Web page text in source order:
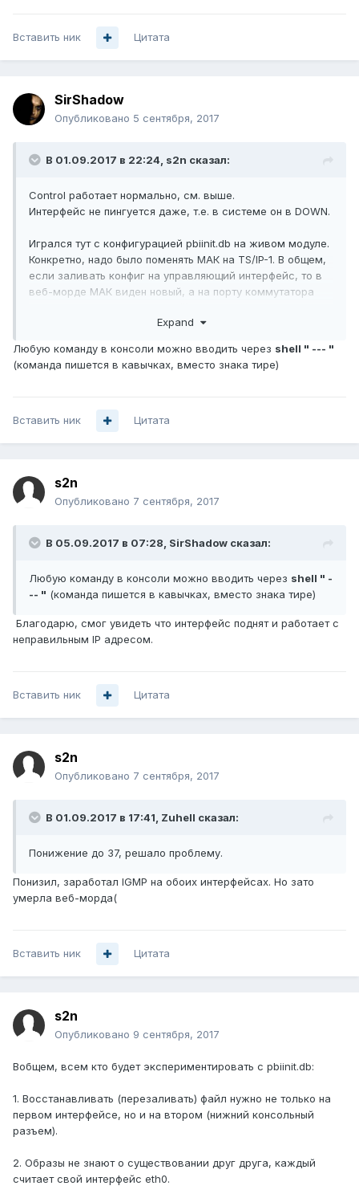
Вставить ник Цитата
SirShadow
Опубликовано 5 сентября, 2017
В 01.09.2017 в 22:24, s2n сказал:
Control работает нормально, см. выше.
Интерфейс не пингуется даже, т.е. в системе он в DOWN.
Игрался тут с конфигурацией pbiinit.db на живом модуле.
Конкретно, надо было поменять МАК на TS/IP-1. В общем,
если заливать конфиг на управляющий интерфейс, то в
веб-морде МАК виден новый, а на порту коммутатора
в обе системы, факт. Подозреваю, что и образ 1701PM.bin
Кто знает, как в консоли попасть в шелл после
Expand
Любую команду в консоли можно вводить через shell " --- "
(команда пишется в кавычках, вместо знака тире)
Вставить ник Цитата
s2n
Опубликовано 7 сентября, 2017
В 05.09.2017 в 07:28, SirShadow сказал:
Любую команду в консоли можно вводить через shell " -
-- " (команда пишется в кавычках, вместо знака тире)
Благодарю, смог увидеть что интерфейс поднят и работает с
неправильным IP адресом.
Вставить ник Цитата
s2n
Опубликовано 7 сентября, 2017
В 01.09.2017 в 17:41, Zuhell сказал:
Понижение до 37, решало проблему.
Понизил, заработал IGMP на обоих интерфейсах. Но зато
умерла веб-морда(
Вставить ник Цитата
s2n
Опубликовано 9 сентября, 2017
Вобщем, всем кто будет экспериментировать с pbiinit.db:
1. Восстанавливать (перезаливать) файл нужно не только на
первом интерфейсе, но и на втором (нижний консольный
разъем).
2. Образы не знают о существовании друг друга, каждый
считает свой интерфейс eth0.